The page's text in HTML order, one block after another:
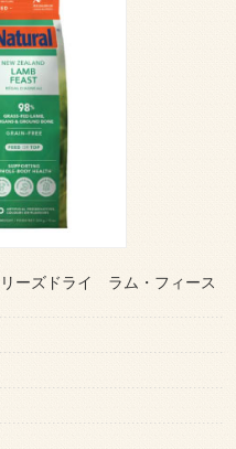
ーズドライ ラム・フィース